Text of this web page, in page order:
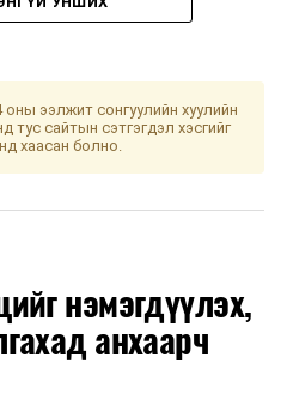
оюутнуудад хүлээлгэн
хамгааллын дүрмийг сахиж,
хүлээлгэн өгөхөд
хүнсний хангамжийг
хамгаалах байр”-нд хөл
хуваарилан өгөхөөр
ээлжит сонгуулийн хуулийн
тус сайтын сэтгэгдэл хэсгийг
хаасан болно.
нэмэгдүүлэх,
анхаарч